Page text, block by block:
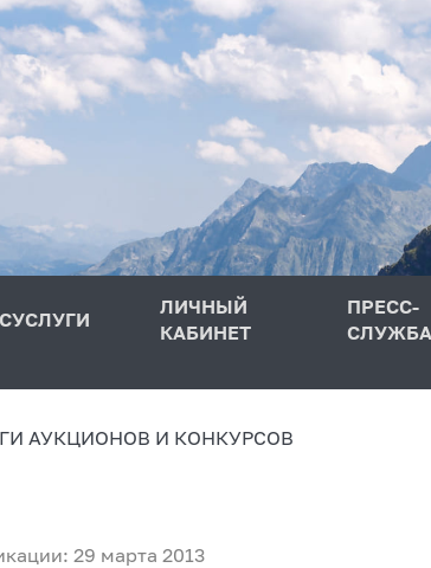
ЛИЧНЫЙ
КАБИНЕТ
ПРЕСС-
СЛУЖБА
АУКЦИОНОВ И КОНКУРСОВ
29 марта 2013